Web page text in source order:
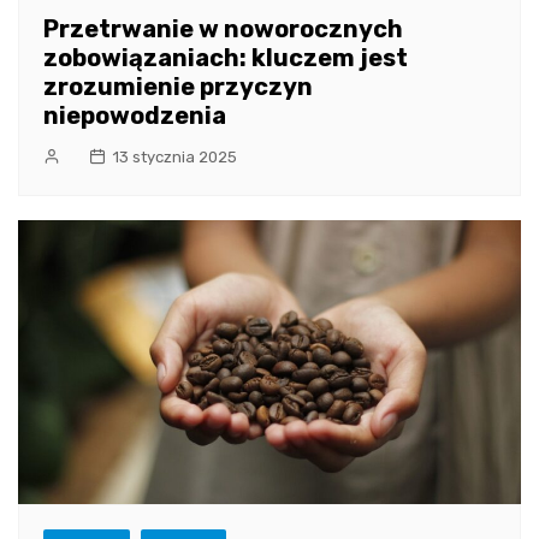
Przetrwanie w noworocznych
zobowiązaniach: kluczem jest
zrozumienie przyczyn
niepowodzenia
13 stycznia 2025